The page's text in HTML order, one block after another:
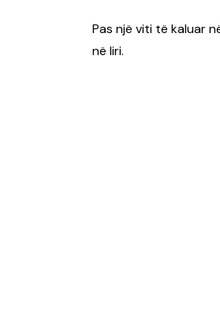
Pas një viti të kaluar
në liri.